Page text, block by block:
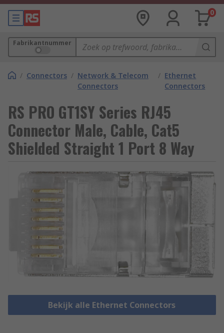
0
Fabrikantnummer
/ Connectors / Network & Telecom
Connectors
/ Ethernet
Connectors
RS PRO GT1SY Series RJ45
Connector Male, Cable, Cat5
Shielded Straight 1 Port 8 Way
Bekijk alle Ethernet Connectors